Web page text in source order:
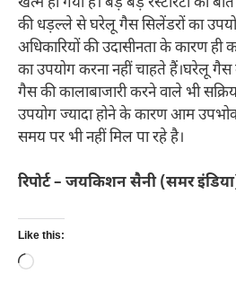
की धड़ल्ले से घरेलू गैस सिलेंडरों का
अधिकारियों की उदासीनता के कारण ही
का उपयोग करना नहीं चाहते हैं।घरेलू
गैस की कालाबाजारी करने वाले भी
उपयोग ज्यादा होने के कारण आम
समय पर भी नहीं मिल पा रहे है।
रिपोर्ट – जयकिशन सैनी (समर
Like this:
Loading…